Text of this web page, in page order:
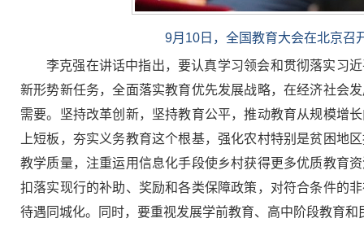
9月10日，全国教育大会在北京
李克强在讲话中指出，要认真学习领会和贯彻落实习
新形势新任务，全面落实教育优先发展战略，在经济社会
需要。坚持改革创新，坚持教育公平，推动教育从规模增
上短板，夯实义务教育这个根基，强化农村特别是贫困地
教学质量，注重运用信息化手段使乡村获得更多优质教育
扣落实现行的补助、奖励和各类保障政策，对符合条件的
待遇同城化。同时，要重视发展学前教育、高中阶段教育